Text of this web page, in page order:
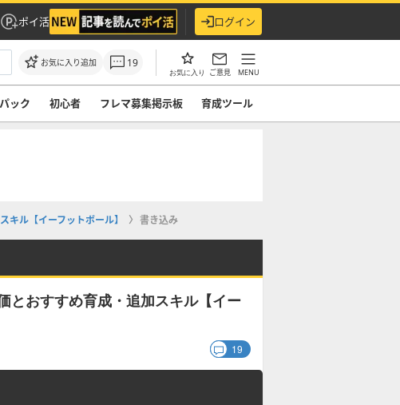
ポイ活 ログイン
お気に入り追加 19
お気に入り ご意見 MENU
パック 初心者 フレマ募集掲示板 育成ツール
ル【イーフットボール】 書き込み
とおすすめ育成・追加スキル【イー
19